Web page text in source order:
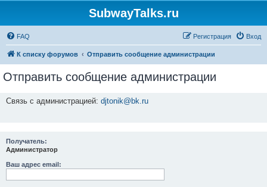
SubwayTalks.ru
FAQ Вход
Регистрация
К списку форумов Отправить сообщение администрации
Отправить сообщение администрации
Связь с администрацией: djtonik@bk.ru
Получатель:
Администратор
Ваш адрес email: